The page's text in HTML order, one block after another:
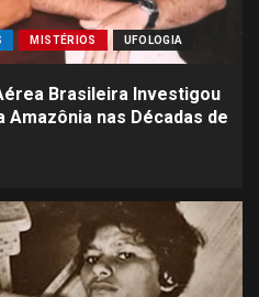
MISTÉRIOS UFOLOGIA
Brasileira Investigou
Amazônia nas Décadas de